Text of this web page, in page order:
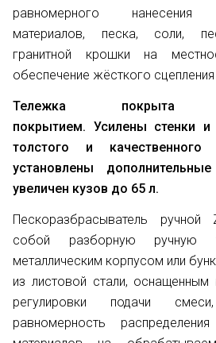
равномерного нанесения
материалов, песка, соли,
гранитной крошки на
обеспечение жёсткого
Тележка
покрытием. Усилены стенки
толстого и
установлены
увеличен кузов до 65 л.
Пескоразбрасыватель ручной
собой разборную ручную
металлическим корпусом или
из листовой стали,
регулировки подачи
равномерность